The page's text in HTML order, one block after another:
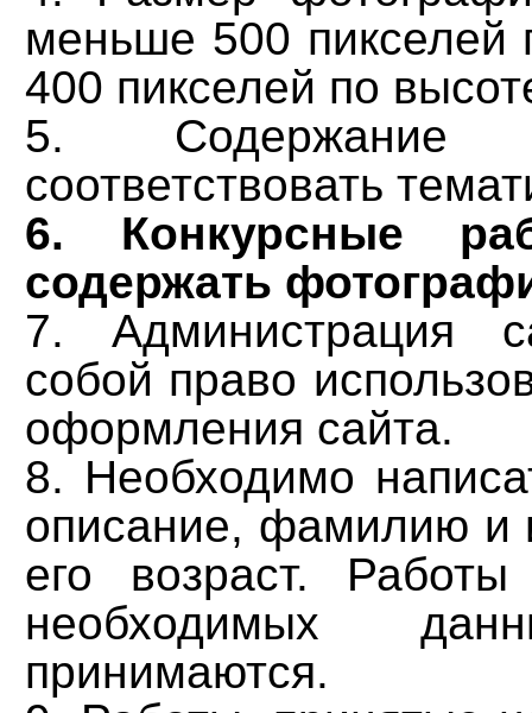
меньше 500
400 пикселей по
5. Содержание
соответствовать
6. Конкурсные
содержать
7. Администрация
собой право
оформления сайта.
8. Необходимо
описание, фамилию и
его возраст.
необходимых
принимаются.